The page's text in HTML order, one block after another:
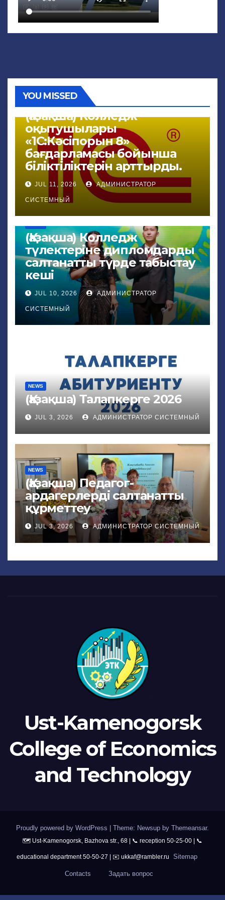
YOU MISSED
(Қазақша) Колледж
оқытушылары
«1С:Кәсіпорын 8»
бағдарламасы бойынша
біліктіліктерін арттырды.
JUL 11, 2026 АДМИНИСТРАТОР
СИСТЕМНЫЙ
(Қазақша) Колледж
түлектеріне дипломдарды
салтанатты түрде табыстау
кеші
JUL 10, 2026 АДМИНИСТРАТОР
СИСТЕМНЫЙ
NEWS
(Қазақша) Талапкерге 2026
JUL 3, 2026 АДМИНИСТРАТОР СИСТЕМНЫЙ
NEWS
(Қазақша) Педагог-
ардагерлерді салтанатты
құрметтеу
JUL 3, 2026 АДМИНИСТРАТОР СИСТЕМНЫЙ
Ust-Kamenogorsk
College of Economics
and Technology
Proudly powered by WordPress Theme: Newsup by Themeansar.
Sitemap
Contacts Задать вопрос